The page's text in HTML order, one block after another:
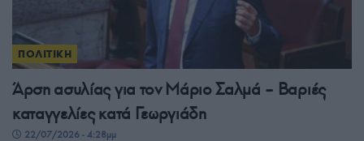
ΠΟΛΙΤΙΚΗ
Άρση ασυλίας για τον Μάριο Σαλμά – Βαριές
καταγγελίες κατά Γεωργιάδη
22/07/2026 - 4:28μμ